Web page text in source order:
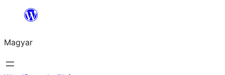
Ugrás
tartalomhoz
Magyar